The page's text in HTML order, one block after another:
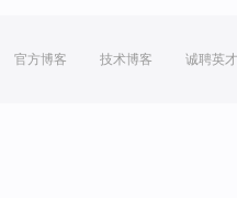
官方博客 技术博客 诚聘英才